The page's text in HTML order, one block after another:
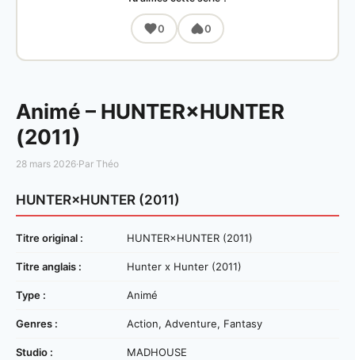
0 0
Animé – HUNTER×HUNTER
(2011)
28 mars 2026·Par Théo
HUNTER×HUNTER (2011)
Titre original : HUNTER×HUNTER (2011)
Titre anglais : Hunter x Hunter (2011)
Type : Animé
Genres : Action, Adventure, Fantasy
Studio : MADHOUSE